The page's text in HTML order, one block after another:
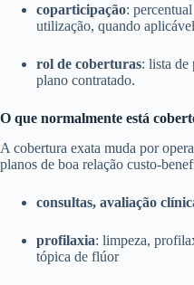
coparticipação:
utilização, quando
rol de coberturas: lista de
plano contratado.
O que normalmente está
A cobertura exata muda por
planos de boa relação custo-
consultas, avaliação
profilaxia: limpeza,
tópica de flúor